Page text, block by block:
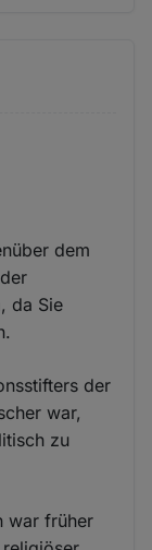
dem
da Sie
der
war,
zu
war früher